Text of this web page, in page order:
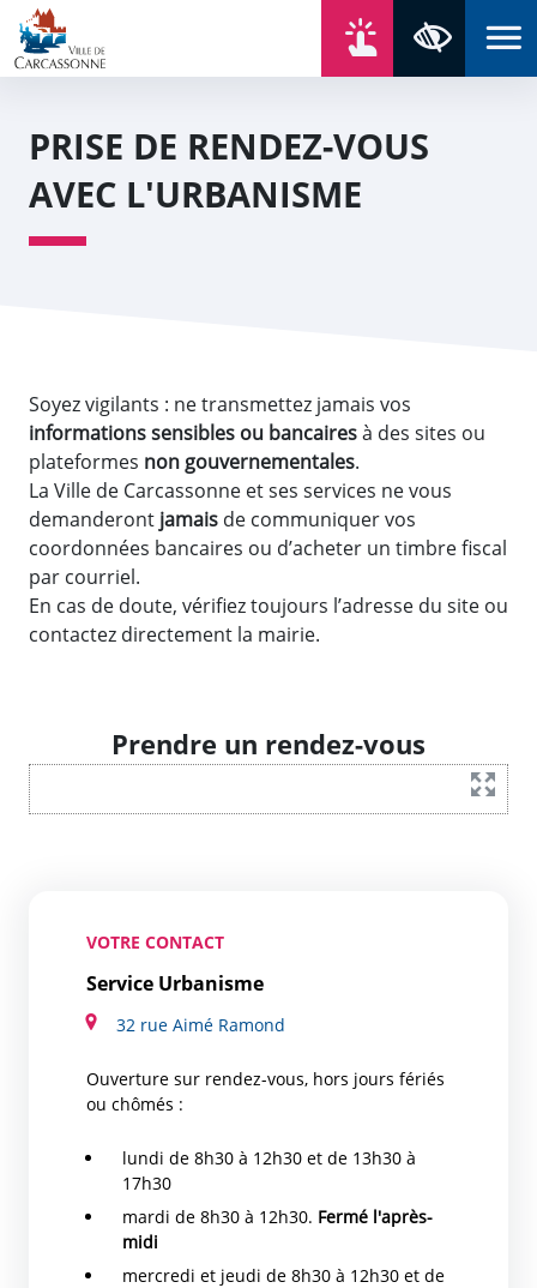
Aller au contenu
Aller au menu
Aller au plan du site
Aller à la recherche
PRISE DE RENDEZ-VOUS
AVEC L'URBANISME
Soyez vigilants : ne transmettez jamais vos
informations sensibles ou bancairesà des sites ou
plateformes non gouvernementales.
La Ville de Carcassonne et ses services ne vous
demanderont jamais de communiquer vos
coordonnées bancaires ou d’acheter un timbre fiscal
par courriel.
En cas de doute, vérifiez toujours l’adresse du site ou
contactez directement la mairie.
Prendre un rendez-vous
VOTRE CONTACT
Service Urbanisme
32 rue Aimé Ramond
Ouverture sur rendez-vous, hors jours fériés
ou chômés :
lundi de 8h30 à 12h30 et de 13h30 à
17h30
mardi de 8h30 à 12h30. Fermé l'après-
midi
mercredi et jeudi de 8h30 à 12h30 et de
Panneau de gestion des cookies